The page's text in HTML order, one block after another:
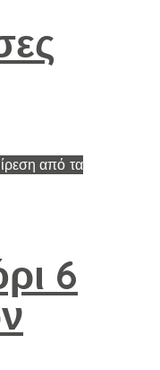
από τα
6